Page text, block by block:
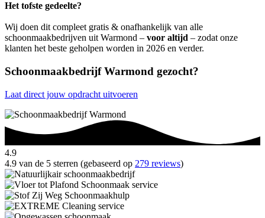
Het tofste gedeelte?
Wij doen dit compleet gratis & onafhankelijk van alle
schoonmaakbedrijven uit Warmond – voor altijd – zodat onze
klanten het beste geholpen worden in 2026 en verder.
Schoonmaakbedrijf Warmond gezocht?
Laat direct jouw opdracht uitvoeren
4.9
4.9 van de 5 sterren (gebaseerd op 279 reviews)